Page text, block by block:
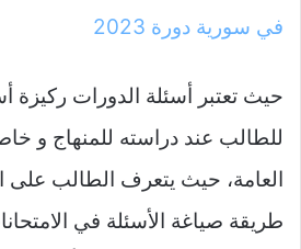
في سورية دورة 2023
حيث تعتبر أسئلة الدورات ركيزة
للطالب عند دراسته للمنهاج و
العامة، حيث يتعرف الطالب على
طريقة صياغة الأسئلة في